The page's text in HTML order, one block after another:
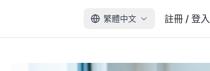
繁體中文 註冊 / 登入